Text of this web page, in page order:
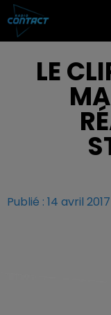
LE
Publié : 14 avril